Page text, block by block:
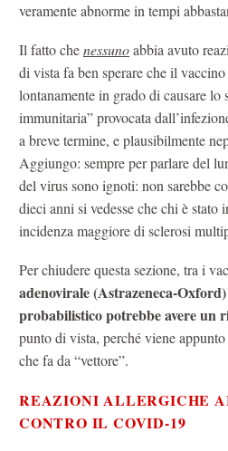
veramente abnorme in tempi
Il fatto chenessunoabbia avuto
di vista fa ben sperare che il
lontanamente in grado di causare lo
immunitaria” provocata
a breve termine, e plausibilmente
Aggiungo: sempre per parlare del
del virus sono ignoti: non sarebbe
dieci anni si vedesse che chi è stato
incidenza maggiore di sclerosi
Per chiudere questa sezione, tra i
adenovirale (Astrazeneca-
probabilistico potrebbe avere un
punto di vista, perché viene
che fa da “vettore”.
REAZIONI ALLERGICHE
CONTRO IL COVID-19